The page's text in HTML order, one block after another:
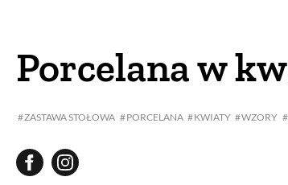
Porcelana w
ZASTAWA STOŁOWA PORCELANA KWIATY WZORY